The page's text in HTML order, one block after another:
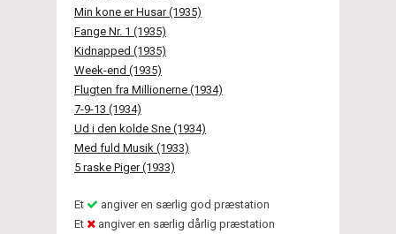
Min kone er Husar (1935)
Fange Nr. 1 (1935)
Kidnapped (1935)
Week-end (1935)
Flugten fra Millionerne (1934)
7-9-13 (1934)
Ud i den kolde Sne (1934)
Med fuld Musik (1933)
5 raske Piger (1933)
Et
angiver en særlig god præstation
Et
angiver en særlig dårlig præstation